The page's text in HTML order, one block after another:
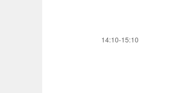
14:10-15:10